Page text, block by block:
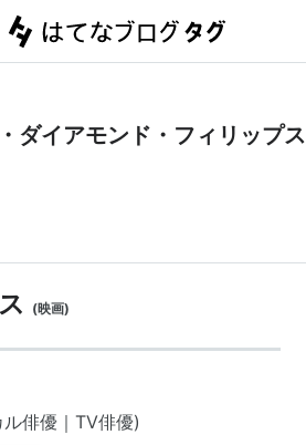
ダイアモンド・フィリップス
(映画)
ル俳優 ｜ TV俳優)